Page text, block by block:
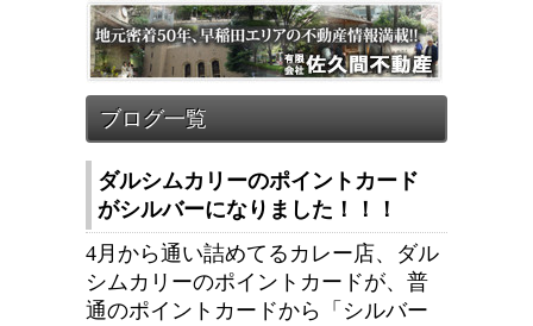
ダルシムカリーのポイントカード
がシルバーになりました！！！
4月から通い詰めてるカレー店、ダル
シムカリーのポイントカードが、普
通のポイントカードから「シルバー